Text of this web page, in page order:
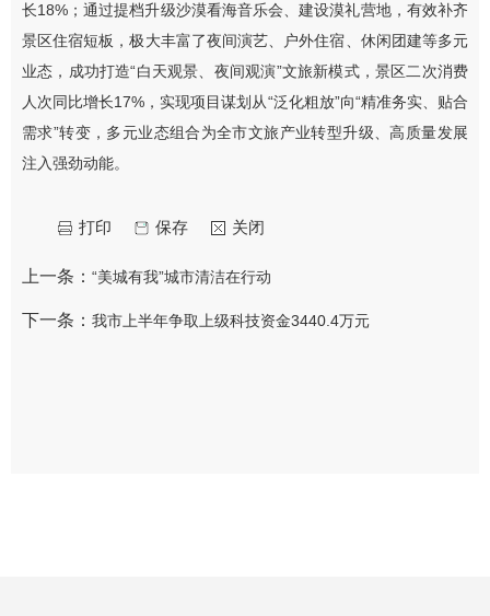
长18%；通过提档升级沙漠看海音乐会、建设漠礼营地，有效补齐
景区住宿短板，极大丰富了夜间演艺、户外住宿、休闲团建等多元
业态，成功打造“白天观景、夜间观演”文旅新模式，景区二次消费
人次同比增长17%，实现项目谋划从“泛化粗放”向“精准务实、贴合
需求”转变，多元业态组合为全市文旅产业转型升级、高质量发展
注入强劲动能。
关闭
保存
打印
上一条： “美城有我”城市清洁在行动
下一条： 我市上半年争取上级科技资金3440.4万元